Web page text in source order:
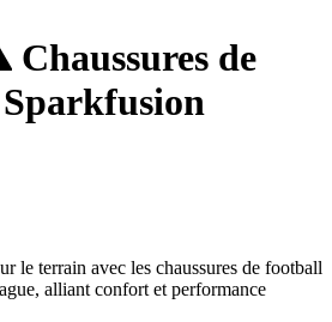
Chaussures de
le terrain avec les chaussures de football
alliant confort et performance